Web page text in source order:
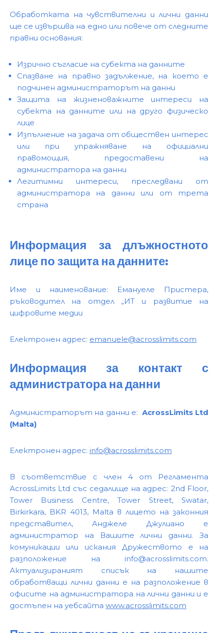
Обработката на чувствителни и лични данни
ще се извършва на едно или повече от следните
правни основания:
Изрично съгласие на субекта на данните
Спазване на правно задължение, на което е
подчинен администраторът на данни
Защита на жизненоважните интереси на
субекта на данните или на друго физическо
лице
Изпълнение на задача от обществен интерес
или при упражняване на официални
правомощия, предоставени на
администратора на данни
Легитимни интереси, преследвани от
администратора на данни или от трета
страна
Информация за длъжностното
лице по защита на данните:
Име и наименование: Емануеле Пристера,
ръководител на отдел „ИТ и развитие на
цифровите медии
Електронен адрес: emanuele@acrosslimits.com
Информация за контакт с
администратора на данни
Администраторът на данни е: AcrossLimits Ltd
(Malta)
Електронен адрес: info@acrosslimits.com
В съответствие с член 4 от Регламента
AcrossLimits Ltd със седалище на адрес: 2nd Floor,
Tower Business Centre, Tower Street, Swatar,
Birkirkara, BKR 4013, Malta в лицето на законния
представител, Анджеле Джулиано е
администратор на Вашите лични данни. За
комуникации или искания Дружеството е на
разположение на info@acrosslimits.com.
Актуализираният списък на нашите
обработващи лични данни е на разположение в
офисите на администратора на лични данни и е
достъпен на уебсайта www.acrosslimits.com